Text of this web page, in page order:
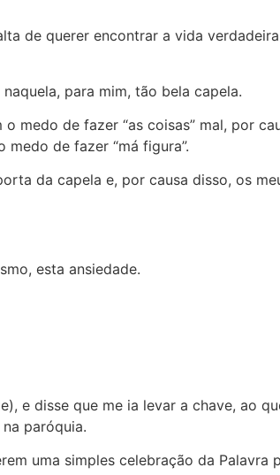
de querer encontrar a vida
para mim, tão bela capela.
medo de fazer “as coisas” mal, por
de fazer “má figura”.
da capela e, por causa disso, os
esta ansiedade.
e disse que me ia levar a chave, ao
paróquia.
uma simples celebração da Palavra